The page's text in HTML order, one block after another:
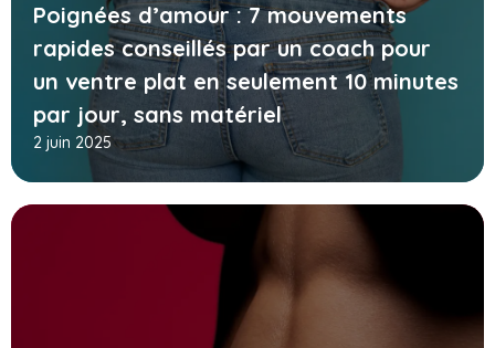
Poignées d’amour : 7 mouvements
rapides conseillés par un coach pour
un ventre plat en seulement 10 minutes
par jour, sans matériel
2 juin 2025